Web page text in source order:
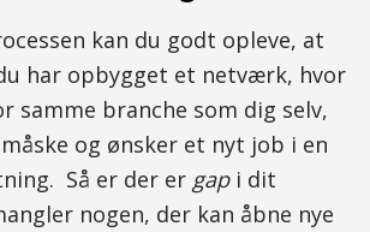
kan du godt opleve, at
har opbygget et netværk, hvor
samme branche som dig selv,
og ønsker et nyt job i en
Så er der er gapi dit
nogen, der kan åbne nye